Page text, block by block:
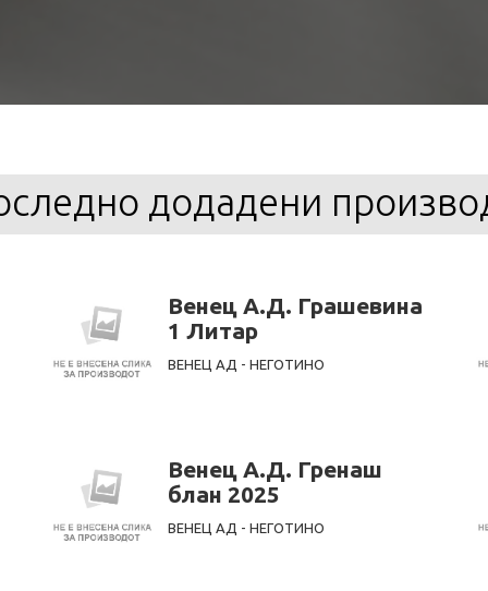
додадени
Венец А.Д. Грашевина
1 Литар
ВЕНЕЦ АД - НЕГОТИНО
Венец А.Д. Гренаш
блан 2025
ВЕНЕЦ АД - НЕГОТИНО